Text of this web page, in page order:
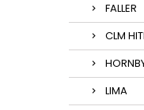
FALLER
CLM
LIMA